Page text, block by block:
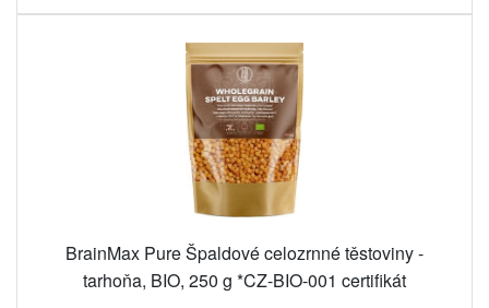
BrainMax Pure Špaldové celozrnné těstoviny -
tarhoňa, BIO, 250 g *CZ-BIO-001 certifikát